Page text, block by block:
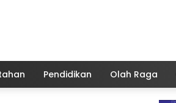
Pendidikan Olah Raga